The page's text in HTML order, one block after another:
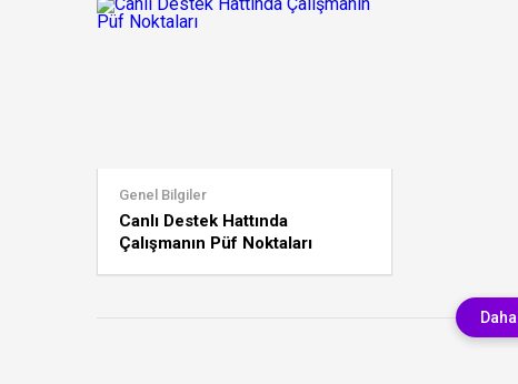
Genel Bilgiler
Canlı Destek Hattında
Çalışmanın Püf Noktaları